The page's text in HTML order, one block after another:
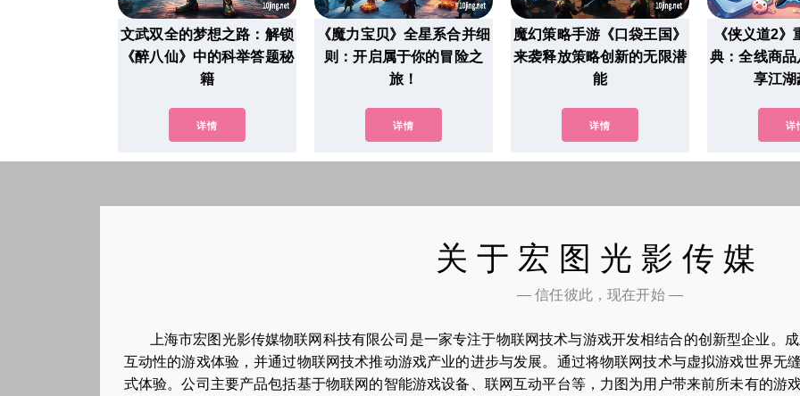
文武双全的梦想之路：解锁
《醉八仙》中的科举答题秘
籍
详情
《魔力宝贝》全星系合并细
则：开启属于你的冒险之
旅！
详情
魔幻策略手游《口袋王国》
来袭释放策略创新的无限潜
能
详情
《侠义道2
典：全线商
享江湖
详
关于宏图光影传媒
— 信任彼此，现在开始 —
上海市宏图光影传媒物联网科技有限公司是一家专注于物联网技术与游戏开发相结合的创新型企业。
互动性的游戏体验，并通过物联网技术推动游戏产业的进步与发展。通过将物联网技术与虚拟游戏世界无
式体验。公司主要产品包括基于物联网的智能游戏设备、联网互动平台等，力图为用户带来前所未有的游